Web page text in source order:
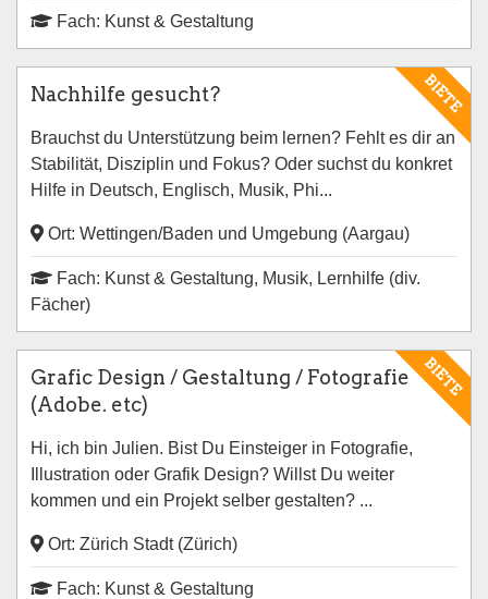
Fach: Kunst & Gestaltung
BIETE
Nachhilfe gesucht?
Brauchst du Unterstützung beim lernen? Fehlt es dir an
Stabilität, Disziplin und Fokus? Oder suchst du konkret
Hilfe in Deutsch, Englisch, Musik, Phi...
Ort: Wettingen/Baden und Umgebung (Aargau)
Fach: Kunst & Gestaltung, Musik, Lernhilfe (div.
Fächer)
BIETE
Grafic Design / Gestaltung / Fotografie
(Adobe. etc)
Hi, ich bin Julien. Bist Du Einsteiger in Fotografie,
Illustration oder Grafik Design? Willst Du weiter
kommen und ein Projekt selber gestalten? ...
Ort: Zürich Stadt (Zürich)
Fach: Kunst & Gestaltung